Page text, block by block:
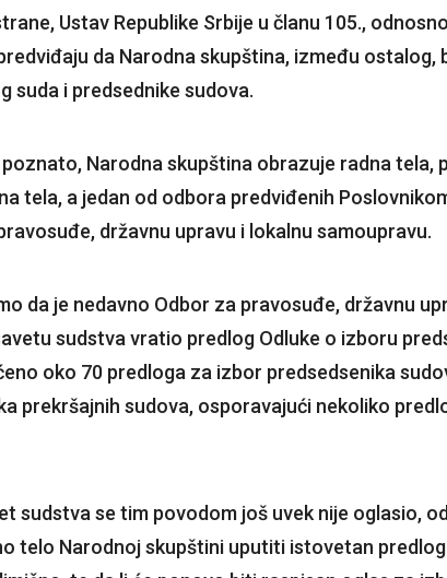
Ustav Republike Srbije u članu 105.,
da Narodna skupština, između ostalog,
suda i predsednike sudova.
Narodna skupština obrazuje radna tela,
tela, a jedan od odbora predviđenih
državnu upravu i lokalnu samoupravu.
da je nedavno Odbor za pravosuđe, državnu
sudstva vratio predlog Odluke o izboru
oko 70 predloga za izbor predsedsenika
prekršajnih sudova, osporavajući nekoliko
sudstva se tim povodom još uvek nije oglasio,
telo Narodnoj skupštini uputiti istovetan